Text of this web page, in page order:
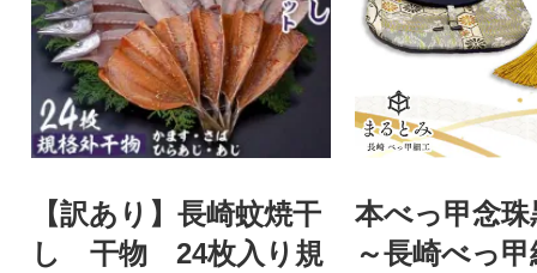
【訳あり】長崎蚊焼干
し 干物 24枚入り規
本べっ甲念
～長崎べっ